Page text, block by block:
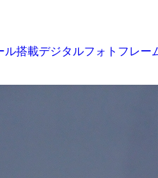
ル搭載デジタルフォトフレー